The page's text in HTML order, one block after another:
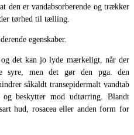
den er vandabsorberende og trækker
tørhed til tælling.
egenskaber.
det kan jo lyde mærkeligt, når der
syre, men det gør den pga. den
såkaldt transepidermalt vandtab
beskytter mod udtørring. Blandt
hud, rosacea eller anden form for